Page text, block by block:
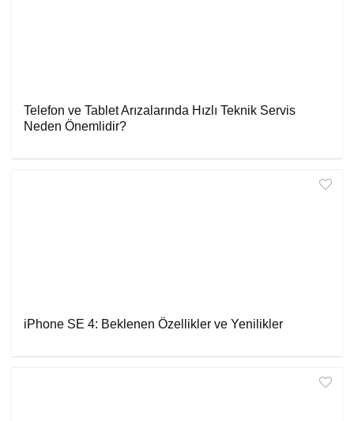
Telefon ve Tablet Arızalarında Hızlı Teknik Servis
Neden Önemlidir?
iPhone SE 4: Beklenen Özellikler ve Yenilikler